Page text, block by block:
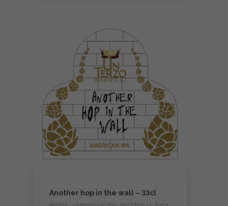
Another hop in the wall – 33cl